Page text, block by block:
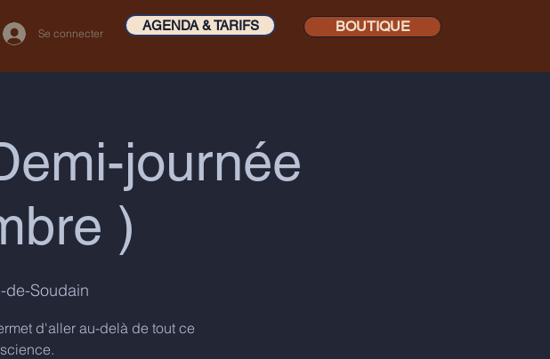
Se connecter
AGENDA & TARIFS BOUTIQUE
journée
)
de-Soudain
d'aller au-delà de tout ce